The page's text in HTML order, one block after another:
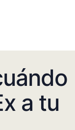
a tu